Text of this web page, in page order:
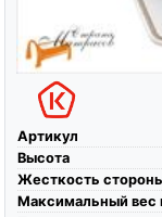
Артикул
Высота
Жесткость
Максимальный вес